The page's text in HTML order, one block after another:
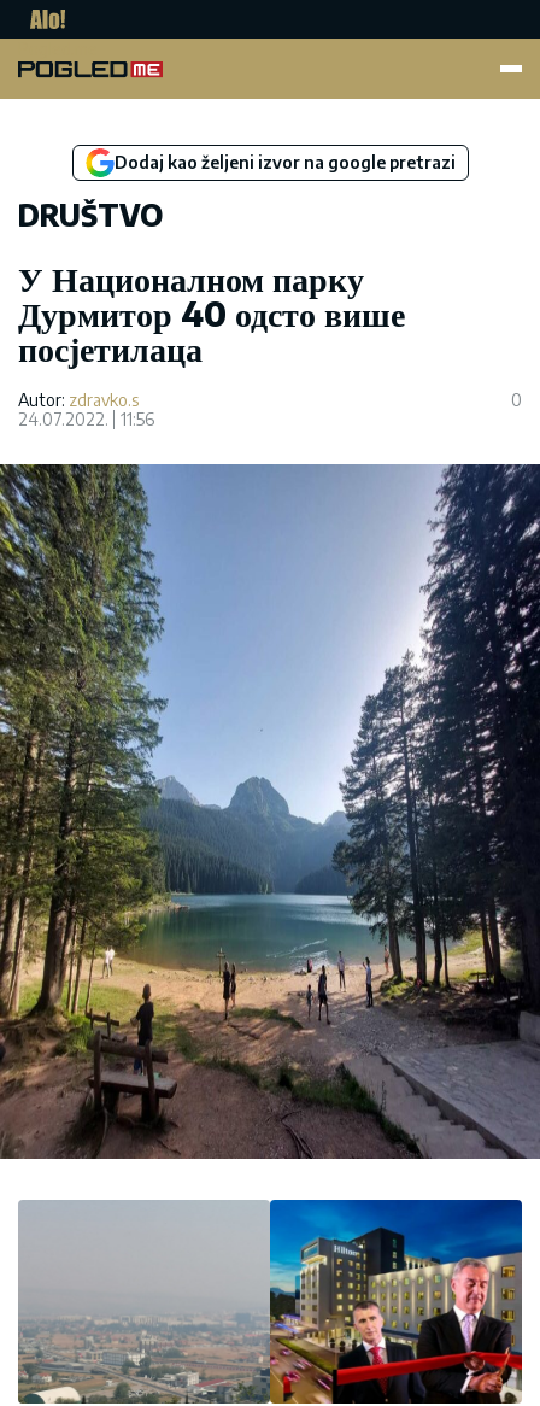
Dodaj kao željeni izvor na google pretrazi
DRUŠTVO
У Националном парку
Дурмитор 40 одсто више
посјетилаца
Autor: zdravko.s
24.07.2022.
11:56
0